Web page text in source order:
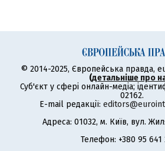
© 2014-2025, Європейська правда,
(детальніше про
Суб'єкт у сфері онлайн-медіа;
02162.
E-mail редакції:
Адреса: 01032, м. Київ, вул.
Телефон: +380 95 641